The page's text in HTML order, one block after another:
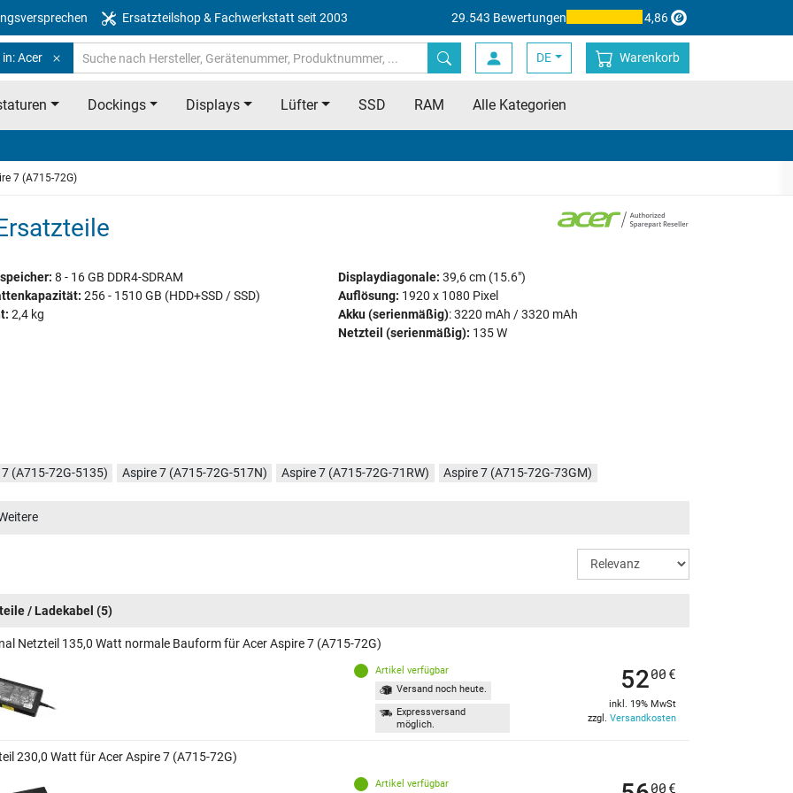
Ersatzteilshop & Fachwerkstatt seit 2003 29.543 Bewertungen 4,86
Acer DE Warenkorb
Dockings Displays Lüfter SSD RAM Alle Kategorien
7 (A715-72G)
8 - 16 GB DDR4-SDRAM
256 - 1510 GB (HDD+SSD / SSD)
2,4 kg
Displaydiagonale: 39,6 cm (15.6")
Auflösung: 1920 x 1080 Pixel
Akku (serienmäßig): 3220 mAh / 3320 mAh
Netzteil (serienmäßig): 135 W
(A715-72G-5135) Aspire 7 (A715-72G-517N) Aspire 7 (A715-72G-71RW)
Aspire 7 (A715-72G-73GM)
7 (A715-72G-77TV)
/ Ladekabel (5)
Netzteil 135,0 Watt normale Bauform für Acer Aspire 7 (A715-72G)
Artikel verfügbar
Versand noch heute.
Expressversand
möglich.
5200 €
inkl. 19% MwSt
zzgl. Versandkosten
230,0 Watt für Acer Aspire 7 (A715-72G)
Artikel verfügbar
00 €